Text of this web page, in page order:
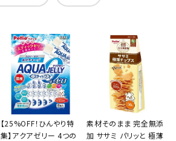
【25%OFF！ひんやり特
集】アクアゼリー 4つの
素材そのまま 完全無添
加 ササミ パリッと 極薄